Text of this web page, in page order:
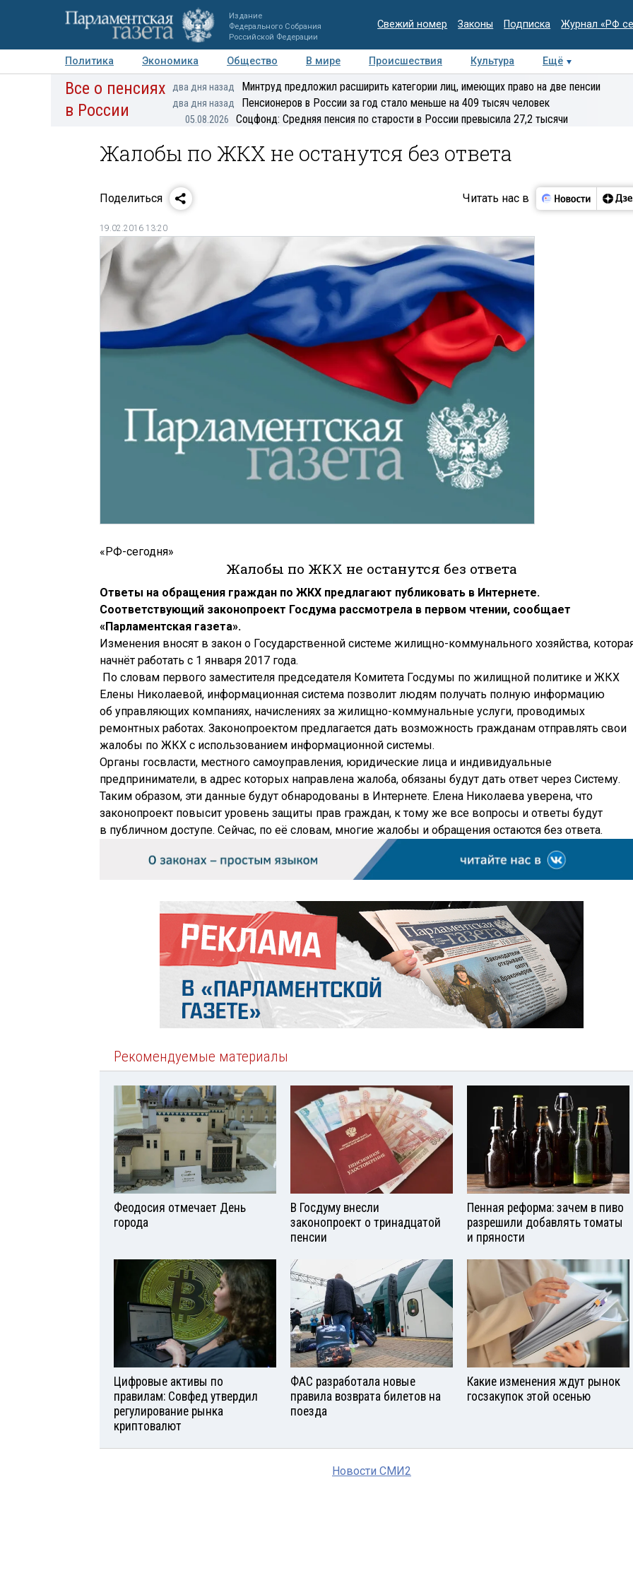
Издание
Федерального Собрания
Российской Федерации
Свежий номер Законы Подписка Журнал «РФ
Политика Экономика Общество В мире Происшествия Культура
Ещё
Авторы Персоны Мнения Регионы Медиацентр Интервью Колумнисты
Все о пенсиях
в России
два дня назад Минтруд предложил расширить категории лиц, имеющих право на две пенсии
два дня назад Пенсионеров в России за год стало меньше на 409 тысяч человек
05.08.2026 Соцфонд: Средняя пенсия по старости в России превысила 27,2 тысячи
Жалобы по ЖКХ не останутся без ответа
Поделиться Читать нас в
19.02.2016 13:20
«РФ-сегодня»
Жалобы по ЖКХ не останутся без ответа
Ответы на обращения граждан по ЖКХ предлагают публиковать в Интернете.
Соответствующий законопроект Госдума рассмотрела в первом чтении, сообщает
«Парламентская газета».
Изменения вносят в закон о Государственной системе жилищно-коммунального хозяйства,
начнёт работать с 1 января 2017 года.
По словам первого заместителя председателя Комитета Госдумы по жилищной политике и ЖКХ
Елены Николаевой, информационная система позволит людям получать полную информацию
об управляющих компаниях, начислениях за жилищно-коммунальные услуги, проводимых
ремонтных работах. Законопроектом предлагается дать возможность гражданам отправлять свои
жалобы по ЖКХ с использованием информационной системы.
Органы госвласти, местного самоуправления, юридические лица и индивидуальные
предприниматели, в адрес которых направлена жалоба, обязаны будут дать ответ через Систему.
Таким образом, эти данные будут обнародованы в Интернете. Елена Николаева уверена, что
законопроект повысит уровень защиты прав граждан, к тому же все вопросы и ответы будут
в публичном доступе. Сейчас, по её словам, многие жалобы и обращения остаются без ответа.
Рекомендуемые материалы
Феодосия отмечает День
города
В Госдуму внесли
законопроект о тринадцатой
пенсии
Пенная реформа: зачем в пиво
разрешили добавлять томаты
и пряности
Цифровые активы по
правилам: Совфед утвердил
регулирование рынка
криптовалют
ФАС разработала новые
правила возврата билетов на
поезда
Какие изменения ждут рынок
госзакупок этой осенью
Новости СМИ2